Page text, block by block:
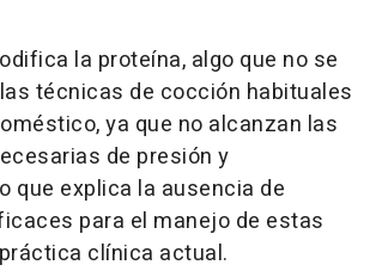
la proteína, algo que no se
técnicas de cocción habituales
ya que no alcanzan las
de presión y
que explica la ausencia de
para el manejo de estas
clínica actual.